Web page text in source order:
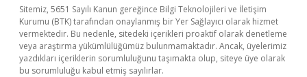
Sitemiz, 5651 Sayılı Kanun gereğince Bilgi Teknolojileri ve İletişim
Kurumu (BTK) tarafından onaylanmış bir Yer Sağlayıcı olarak hizmet
vermektedir. Bu nedenle, sitedeki içerikleri proaktif olarak denetleme
veya araştırma yükümlülüğümüz bulunmamaktadır. Ancak, üyelerimiz
yazdıkları içeriklerin sorumluluğunu taşımakta olup, siteye üye olarak
bu sorumluluğu kabul etmiş sayılırlar.